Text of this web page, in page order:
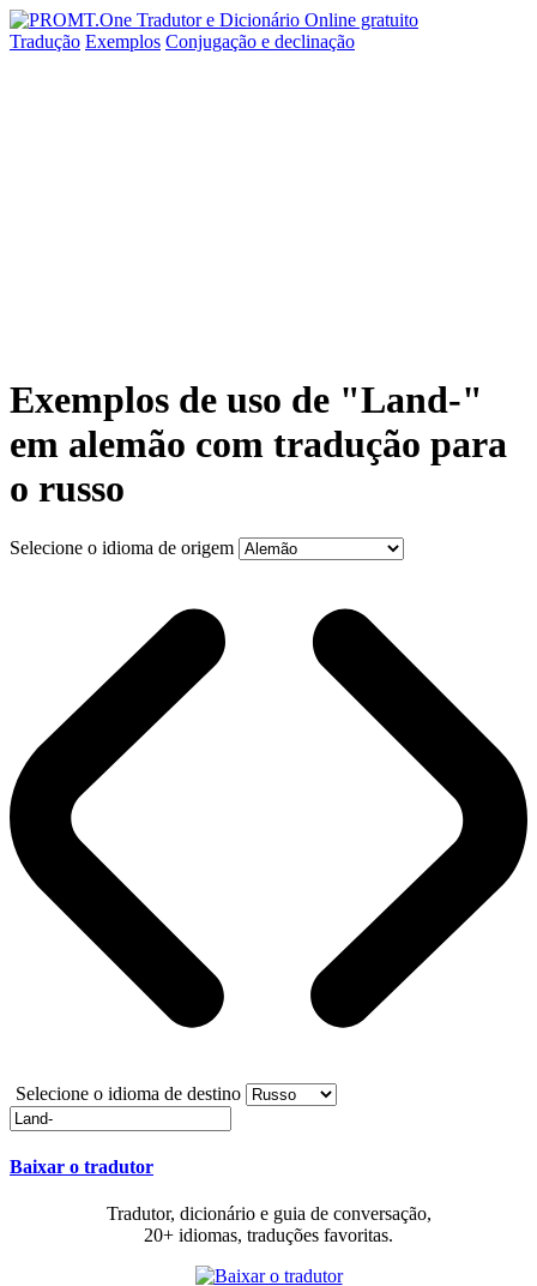
Tradução Exemplos Conjugação e declinação
Exemplos de uso de "Land-"
em alemão com tradução para
o russo
Selecione o idioma de origem
Selecione o idioma de destino
Baixar o tradutor
Tradutor, dicionário e guia de conversação,
20+ idiomas, traduções favoritas.